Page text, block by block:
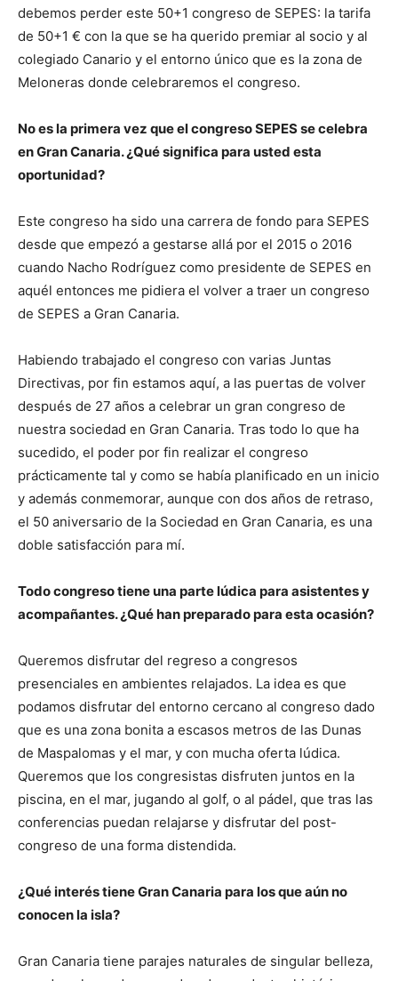
debemos perder este 50+1 congreso de SEPES: la tarifa
de 50+1 € con la que se ha querido premiar al socio y al
colegiado Canario y el entorno único que es la zona de
Meloneras donde celebraremos el congreso.
No es la primera vez que el congreso SEPES se celebra
en Gran Canaria. ¿Qué significa para usted esta
oportunidad?
Este congreso ha sido una carrera de fondo para SEPES
desde que empezó a gestarse allá por el 2015 o 2016
cuando Nacho Rodríguez como presidente de SEPES en
aquél entonces me pidiera el volver a traer un congreso
de SEPES a Gran Canaria.
Habiendo trabajado el congreso con varias Juntas
Directivas, por fin estamos aquí, a las puertas de volver
después de 27 años a celebrar un gran congreso de
nuestra sociedad en Gran Canaria. Tras todo lo que ha
sucedido, el poder por fin realizar el congreso
prácticamente tal y como se había planificado en un inicio
y además conmemorar, aunque con dos años de retraso,
el 50 aniversario de la Sociedad en Gran Canaria, es una
doble satisfacción para mí.
Todo congreso tiene una parte lúdica para asistentes y
acompañantes. ¿Qué han preparado para esta ocasión?
Queremos disfrutar del regreso a congresos
presenciales en ambientes relajados. La idea es que
podamos disfrutar del entorno cercano al congreso dado
que es una zona bonita a escasos metros de las Dunas
de Maspalomas y el mar, y con mucha oferta lúdica.
Queremos que los congresistas disfruten juntos en la
piscina, en el mar, jugando al golf, o al pádel, que tras las
conferencias puedan relajarse y disfrutar del post-
congreso de una forma distendida.
¿Qué interés tiene Gran Canaria para los que aún no
conocen la isla?
Gran Canaria tiene parajes naturales de singular belleza,